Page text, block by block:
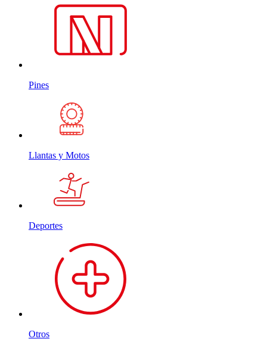
Pines
Llantas y Motos
Deportes
Otros